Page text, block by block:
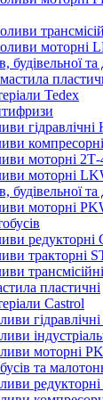
моторні
будівельної
Tedex
компресорні
моторні 2Т-
моторні
будівельної
моторні
редукторні
тракторні
трансмісійні
пластичні
Castrol
моторні
та